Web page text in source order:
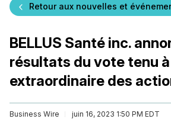
Retour aux nouvelles et
BELLUS Santé inc.
résultats du vote tenu
extraordinaire des
Business Wire juin 16, 2023 1:50 PM EDT